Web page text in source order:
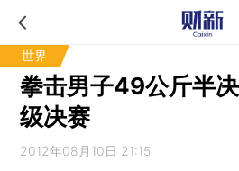
世界
拳击男子49公斤半
级决赛
2012年08月10日 21:15